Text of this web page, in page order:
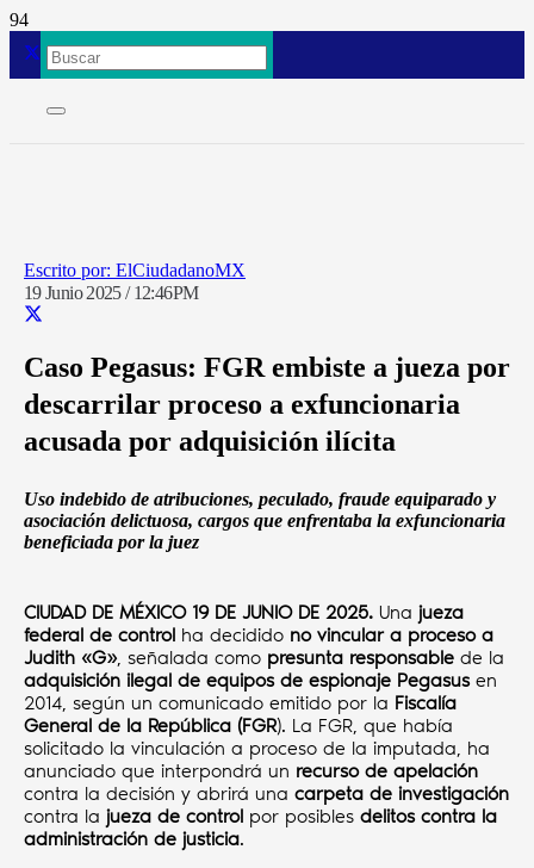
ElCiudadanoMX
19 Junio 2025 / 12:46PM
Caso Pegasus: FGR embiste a jueza por
descarrilar proceso a exfuncionaria
acusada por adquisición ilícita
Uso indebido de atribuciones, peculado, fraude equiparado y
asociación delictuosa, cargos que enfrentaba la exfuncionaria
beneficiada por la juez
CIUDAD DE MÉXICO 19 DE JUNIO DE 2025. Una jueza
federal de control ha decidido no vincular a proceso a
Judith «G», señalada como presunta responsable de la
adquisición ilegal de equipos de espionaje Pegasusen
2014, según un comunicado emitido por la Fiscalía
General de la República (FGR). La FGR, que había
solicitado la vinculación a proceso de la imputada, ha
anunciado que interpondrá un recurso de apelación
contra la decisión y abrirá una carpeta de investigación
contra la jueza de control por posibles delitos contra la
administración de justicia.